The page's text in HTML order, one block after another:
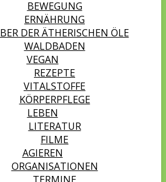
BEWEGUNG
ERNÄHRUNG
DER ÄTHERISCHEN ÖLE
WALDBADEN
VEGAN
REZEPTE
VITALSTOFFE
KÖRPERPFLEGE
LEBEN
LITERATUR
FILME
AGIEREN
ORGANISATIONEN